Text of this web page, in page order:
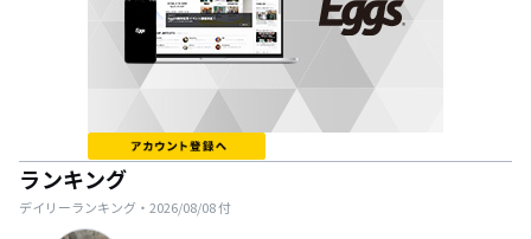
ランキング
デイリーランキング・ 2026/08/08付